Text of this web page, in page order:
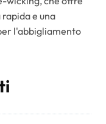
e una
l'abbigliamento